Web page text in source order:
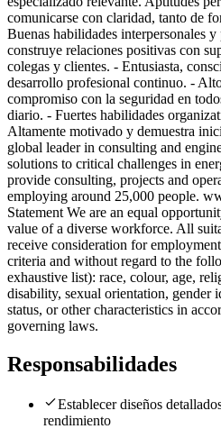
comunicarse con claridad, tanto de
Buenas habilidades interpersonales
construye relaciones positivas con
colegas y clientes. - Entusiasta,
desarrollo profesional continuo. -
compromiso con la seguridad en
diario. - Fuertes habilidades
Altamente motivado y demuestra
global leader in consulting and
solutions to critical challenges in
provide consulting, projects and
employing around 25,000 people.
Statement We are an equal
value of a diverse workforce. All
receive consideration for
criteria and without regard to the
exhaustive list): race, colour, age,
disability, sexual orientation, gender
status, or other characteristics in
governing laws.
Responsabilidades
Establecer diseños
rendimiento